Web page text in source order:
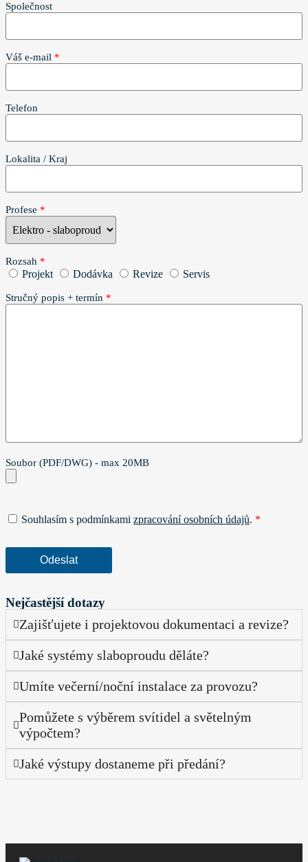
Společnost
Váš e-mail *
Telefon
Lokalita / Kraj
Profese *
Rozsah *
Projekt Dodávka Revize Servis
Stručný popis + termín *
Soubor (PDF/DWG) - max 20MB
Souhlasím s podmínkami zpracování osobních údajů. *
Nejčastější dotazy
Zajišťujete i projektovou dokumentaci a revize?
Jaké systémy slaboproudu děláte?
Umíte večerní/noční instalace za provozu?
Pomůžete s výběrem svítidel a světelným
výpočtem?
Jaké výstupy dostaneme při předání?